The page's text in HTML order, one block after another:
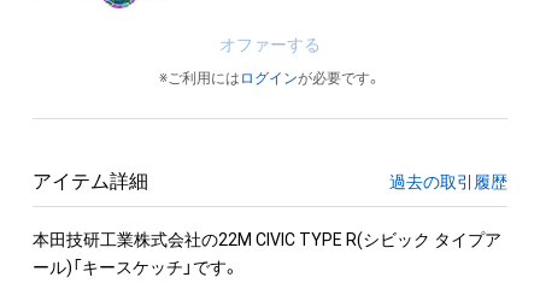
オファーする
※ご利用には ログインが必要です。
アイテム詳細 過去の取引履歴
本田技研工業株式会社の22M CIVIC TYPE R(シビック タイプア
ール)「キースケッチ」です。